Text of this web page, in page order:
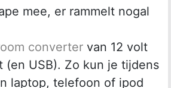
mee, er rammelt nogal
converter van 12 volt
(en USB). Zo kun je tijdens
laptop, telefoon of ipod